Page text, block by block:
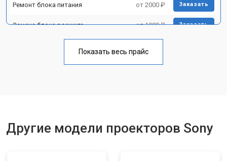
Ремонт блока питания от 2000 ₽ Заказать
Замена блока розжига от 1900 ₽ Заказать
Показать весь прайс
Другие модели проекторов Sony